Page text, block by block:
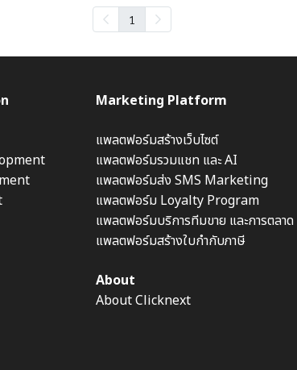
1
Marketing Platform
แพลตฟอร์มสร้างเว็บไซต์
แพลตฟอร์มรวมแชท และ AI
แพลตฟอร์มส่ง SMS Marketing
แพลตฟอร์ม Loyalty Program
แพลตฟอร์มบริการทีมขาย และการตลาด
แพลตฟอร์มสร้างใบกำกับภาษี
About
About Clicknext